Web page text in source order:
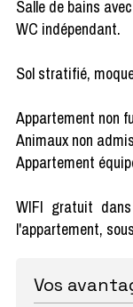
Salle de bains
WC indépendant.
Sol stratifié,
Appartement non
Animaux non
Appartement
WIFI gratuit
l'appartement,
Vos